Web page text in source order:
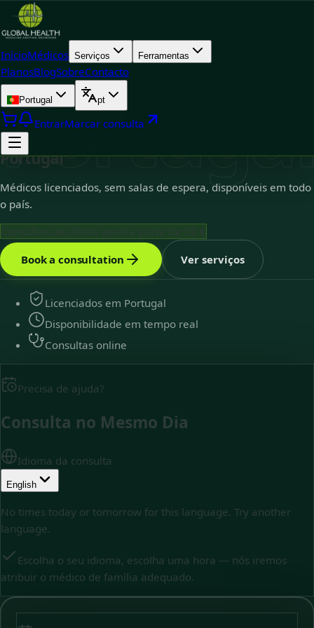
InícioMédicos Serviços Ferramentas
PlanosBlogSobreContacto
Portugal pt
EntrarMarcar consulta
Portugal disponível
Cuidados médicos online em
Portugal
Médicos licenciados, sem salas de espera, disponíveis em todo
o país.
Book a consultation
Ver serviços
Licenciados em Portugal
Disponibilidade em tempo real
Consultas online
Precisa de ajuda?
Consulta no Mesmo Dia
Idioma da consulta
English
No times today or tomorrow for this language. Try another
language.
Escolha o seu idioma, escolha uma hora — nós iremos
atribuir o médico de família adequado.